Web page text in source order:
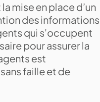
mise en place d’un
des informations
qui s'occupent
pour assurer la
est
faille et de